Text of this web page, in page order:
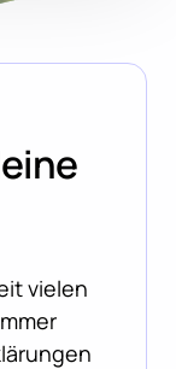
vielen